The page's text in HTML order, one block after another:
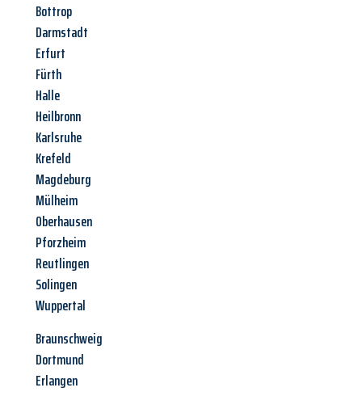
Bottrop
Darmstadt
Erfurt
Fürth
Halle
Heilbronn
Karlsruhe
Krefeld
Magdeburg
Mülheim
Oberhausen
Pforzheim
Reutlingen
Solingen
Wuppertal
Braunschweig
Dortmund
Erlangen